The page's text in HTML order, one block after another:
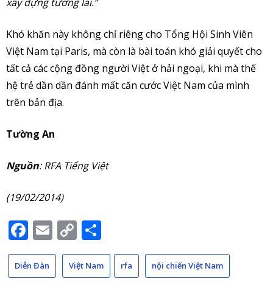
Khó khăn này không chỉ riêng cho Tổng Hội Sinh Viên
Việt Nam tại Paris, mà còn là bài toán khó giải quyết cho
tất cả các cộng đồng người Việt ở hải ngoại, khi mà thế
hệ trẻ dần dần đánh mất căn cước Việt Nam của mình
trên bản địa.
Tường An
Nguồn: RFA Tiếng Việt
(19/02/2014)
Facebook
Email
Copy
Link
Diễn Đàn Việt Nam rfa nội chiến Việt Nam